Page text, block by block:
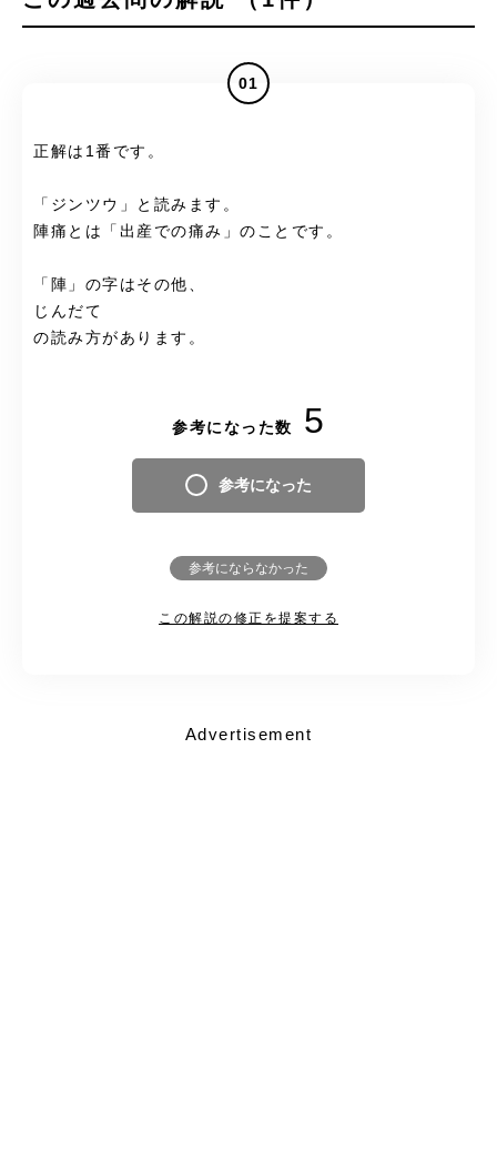
01
正解は1番です。
「ジンツウ」と読みます。
陣痛とは「出産での痛み」のことです。
「陣」の字はその他、
じんだて
の読み方があります。
参考になった数 5
参考になった
参考にならなかった
この解説の修正を提案する
Advertisement